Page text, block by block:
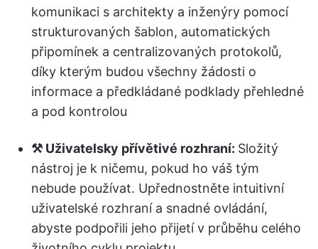
komunikaci s architekty a inženýry pomocí
strukturovaných šablon, automatických
připomínek a centralizovaných protokolů,
díky kterým budou všechny žádosti o
informace a předkládané podklady přehledné
a pod kontrolou
⚒️ Uživatelsky přívětivé rozhraní: Složitý
nástroj je k ničemu, pokud ho váš tým
nebude používat. Upřednostněte intuitivní
uživatelské rozhraní a snadné ovládání,
abyste podpořili jeho přijetí v průběhu celého